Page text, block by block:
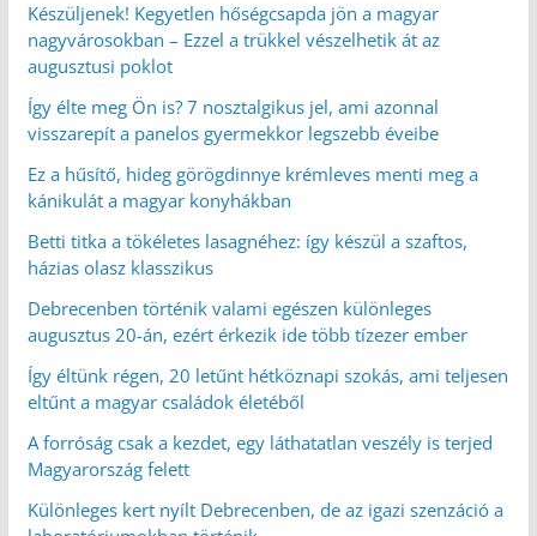
Készüljenek! Kegyetlen hőségcsapda jön a magyar
nagyvárosokban – Ezzel a trükkel vészelhetik át az
augusztusi poklot
Így élte meg Ön is? 7 nosztalgikus jel, ami azonnal
visszarepít a panelos gyermekkor legszebb éveibe
Ez a hűsítő, hideg görögdinnye krémleves menti meg a
kánikulát a magyar konyhákban
Betti titka a tökéletes lasagnéhez: így készül a szaftos,
házias olasz klasszikus
Debrecenben történik valami egészen különleges
augusztus 20-án, ezért érkezik ide több tízezer ember
Így éltünk régen, 20 letűnt hétköznapi szokás, ami teljesen
eltűnt a magyar családok életéből
A forróság csak a kezdet, egy láthatatlan veszély is terjed
Magyarország felett
Különleges kert nyílt Debrecenben, de az igazi szenzáció a